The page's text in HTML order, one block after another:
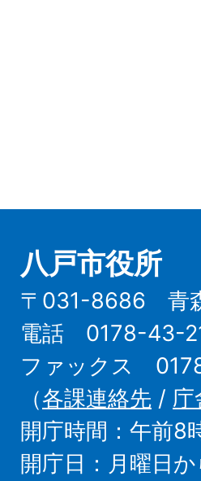
八戸市役所
〒031-8686 青
電話 0178-43-
ファックス
（各課連絡先 / 庁
開庁時間：午前8
開庁日：月曜日